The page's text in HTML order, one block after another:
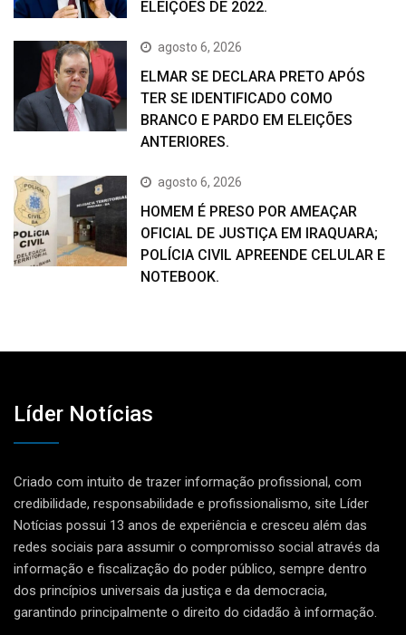
ELEIÇÕES DE 2022.
agosto 6, 2026
ELMAR SE DECLARA PRETO APÓS
TER SE IDENTIFICADO COMO
BRANCO E PARDO EM ELEIÇÕES
ANTERIORES.
agosto 6, 2026
HOMEM É PRESO POR AMEAÇAR
OFICIAL DE JUSTIÇA EM IRAQUARA;
POLÍCIA CIVIL APREENDE CELULAR E
NOTEBOOK.
Líder Notícias
Criado com intuito de trazer informação profissional, com
credibilidade, responsabilidade e profissionalismo, site Líder
Notícias possui 13 anos de experiência e cresceu além das
redes sociais para assumir o compromisso social através da
informação e fiscalização do poder público, sempre dentro
dos princípios universais da justiça e da democracia,
garantindo principalmente o direito do cidadão à informação.